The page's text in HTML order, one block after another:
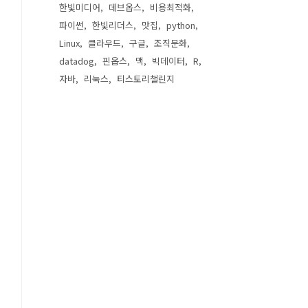
한빛미디어 데브옵스
비용최적화
파이썬
한빛리더스 맛집
python
Linux
클라우드 구글
조직문화
datadog
핀옵스 맥 빅데이터
R
자바
리눅스 티스토리챌린지